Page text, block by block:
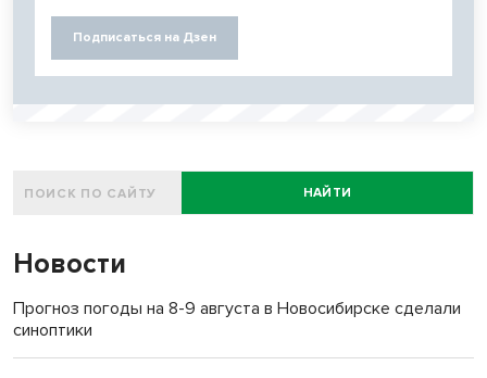
Подписаться на Дзен
НАЙТИ
Новости
Прогноз погоды на 8-9 августа в Новосибирске сделали
синоптики